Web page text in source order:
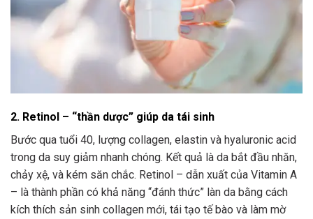
2. Retinol – “thần dược” giúp da tái sinh
Bước qua tuổi 40, lượng collagen, elastin và hyaluronic acid
trong da suy giảm nhanh chóng. Kết quả là da bắt đầu nhăn,
chảy xệ, và kém săn chắc. Retinol – dẫn xuất của Vitamin A
– là thành phần có khả năng “đánh thức” làn da bằng cách
kích thích sản sinh collagen mới, tái tạo tế bào và làm mờ